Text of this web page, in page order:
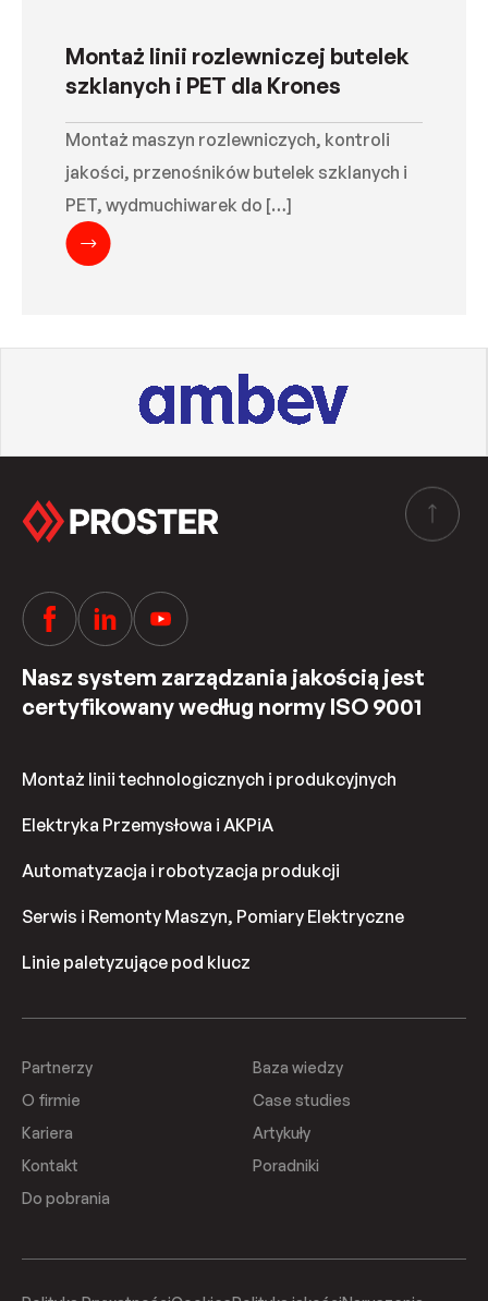
Montaż linii rozlewniczej butelek
szklanych i PET dla Krones
Montaż maszyn rozlewniczych, kontroli
jakości, przenośników butelek szklanych i
PET, wydmuchiwarek do […]
Nasz system zarządzania jakością jest
certyfikowany według normy ISO 9001
Montaż linii technologicznych i produkcyjnych
Elektryka Przemysłowa i AKPiA
Automatyzacja i robotyzacja produkcji
Serwis i Remonty Maszyn, Pomiary Elektryczne
Linie paletyzujące pod klucz
Partnerzy
O firmie
Kariera
Kontakt
Do pobrania
Baza wiedzy
Case studies
Artykuły
Poradniki